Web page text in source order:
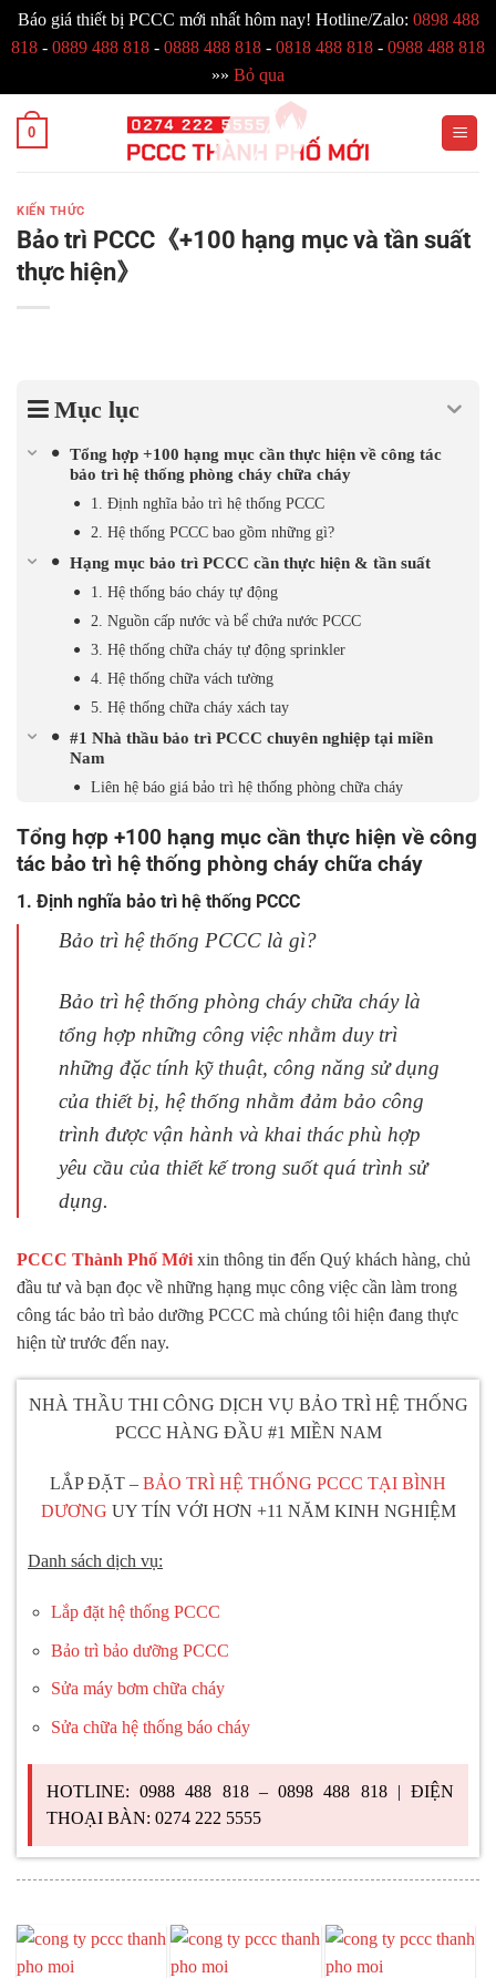
Báo giá thiết bị PCCC mới nhất hôm nay! Hotline/Zalo: 0898 488
818 - 0889 488 818 - 0888 488 818 - 0818 488 818 - 0988 488 818
»» Bỏ qua
0
KIẾN THỨC
Bảo trì PCCC《+100 hạng mục và tần suất
thực hiện》
Mục lục
Tổng hợp +100 hạng mục cần thực hiện về công tác
bảo trì hệ thống phòng cháy chữa cháy
1. Định nghĩa bảo trì hệ thống PCCC
2. Hệ thống PCCC bao gồm những gì?
Hạng mục bảo trì PCCC cần thực hiện & tần suất
1. Hệ thống báo cháy tự động
2. Nguồn cấp nước và bể chứa nước PCCC
3. Hệ thống chữa cháy tự động sprinkler
4. Hệ thống chữa vách tường
5. Hệ thống chữa cháy xách tay
#1 Nhà thầu bảo trì PCCC chuyên nghiệp tại miền
Nam
Liên hệ báo giá bảo trì hệ thống phòng chữa cháy
Tổng hợp +100 hạng mục cần thực hiện về công
tác bảo trì hệ thống phòng cháy chữa cháy
1. Định nghĩa bảo trì hệ thống PCCC
Bảo trì hệ thống PCCC là gì?
Bảo trì hệ thống phòng cháy chữa cháy là
tổng hợp những công việc nhằm duy trì
những đặc tính kỹ thuật, công năng sử dụng
của thiết bị, hệ thống nhằm đảm bảo công
trình được vận hành và khai thác phù hợp
yêu cầu của thiết kế trong suốt quá trình sử
dụng.
PCCC Thành Phố Mới xin thông tin đến Quý khách hàng, chủ
đầu tư và bạn đọc về những hạng mục công việc cần làm trong
công tác bảo trì bảo dưỡng PCCC mà chúng tôi hiện đang thực
hiện từ trước đến nay.
NHÀ THẦU THI CÔNG DỊCH VỤ BẢO TRÌ HỆ THỐNG
PCCC HÀNG ĐẦU #1 MIỀN NAM
LẮP ĐẶT – BẢO TRÌ HỆ THỐNG PCCC TẠI BÌNH
DƯƠNG UY TÍN VỚI HƠN +11 NĂM KINH NGHIỆM
Danh sách dịch vụ:
Lắp đặt hệ thống PCCC
Bảo trì bảo dưỡng PCCC
Sửa máy bơm chữa cháy
Sửa chữa hệ thống báo cháy
HOTLINE: 0988 488 818 – 0898 488 818 | ĐIỆN
THOẠI BÀN: 0274 222 5555